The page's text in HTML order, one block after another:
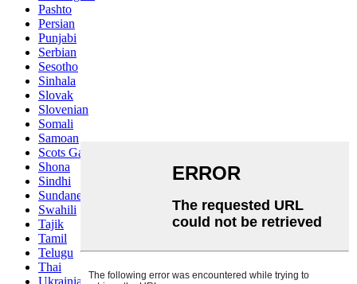
Pashto
Persian
Punjabi
Serbian
Sesotho
Sinhala
Slovak
Slovenian
Somali
Samoan
Scots Gaelic
Shona
Sindhi
Sundanese
Swahili
Tajik
Tamil
Telugu
Thai
Ukrainian